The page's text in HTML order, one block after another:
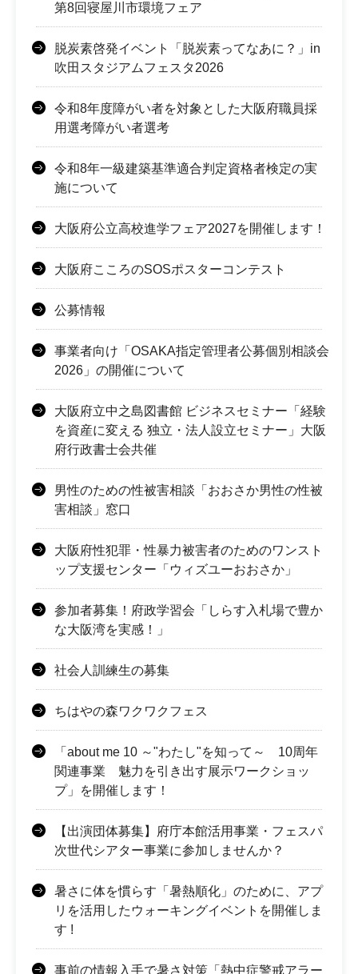
第8回寝屋川市環境フェア
脱炭素啓発イベント「脱炭素ってなあに？」in
吹田スタジアムフェスタ2026
令和8年度障がい者を対象とした大阪府職員採
用選考障がい者選考
令和8年一級建築基準適合判定資格者検定の実
施について
大阪府公立高校進学フェア2027を開催します！
大阪府こころのSOSポスターコンテスト
公募情報
事業者向け「OSAKA指定管理者公募個別相談会
2026」の開催について
大阪府立中之島図書館 ビジネスセミナー「経験
を資産に変える 独立・法人設立セミナー」大阪
府行政書士会共催
男性のための性被害相談「おおさか男性の性被
害相談」窓口
大阪府性犯罪・性暴力被害者のためのワンスト
ップ支援センター「ウィズユーおおさか」
参加者募集！府政学習会「しらす入札場で豊か
な大阪湾を実感！」
社会人訓練生の募集
ちはやの森ワクワクフェス
「about me 10 ～"わたし"を知って～ 10周年
関連事業 魅力を引き出す展示ワークショッ
プ」を開催します！
【出演団体募集】府庁本館活用事業・フェスパ
次世代シアター事業に参加しませんか？
暑さに体を慣らす「暑熱順化」のために、アプ
リを活⽤したウォーキングイベントを開催しま
す !
事前の情報入手で暑さ対策「熱中症警戒アラー